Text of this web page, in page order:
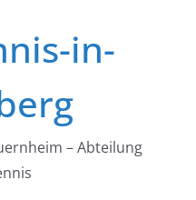
in-
– Abteilung